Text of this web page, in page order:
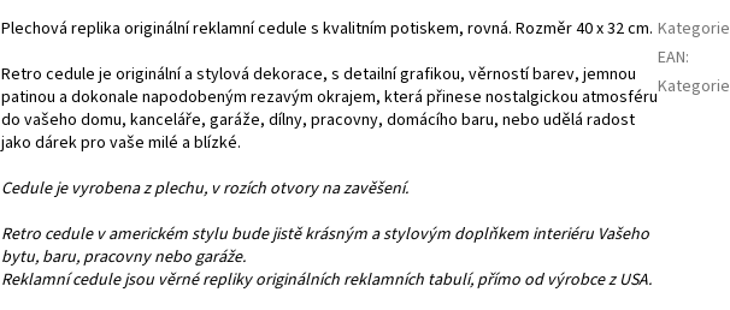
Plechová replika originální reklamní cedule s kvalitním potiskem, rovná. Rozměr 40 x 32 cm.
Retro cedule je originální a stylová dekorace, s detailní grafikou, věrností barev, jemnou
patinou a dokonale napodobeným rezavým okrajem, která přinese nostalgickou atmosféru
do vašeho domu, kanceláře, garáže, dílny, pracovny, domácího baru, nebo udělá radost
jako dárek pro vaše milé a blízké.
Cedule je vyrobena z plechu, v rozích otvory na zavěšení.
Retro cedule v americkém stylu bude jistě krásným a stylovým doplňkem interiéru Vašeho
bytu, baru, pracovny nebo garáže.
Reklamní cedule jsou věrné repliky originálních reklamních tabulí, přímo od výrobce z USA.
Kategorie
EAN:
Kategorie